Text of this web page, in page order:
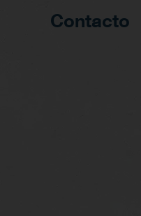
Contacto